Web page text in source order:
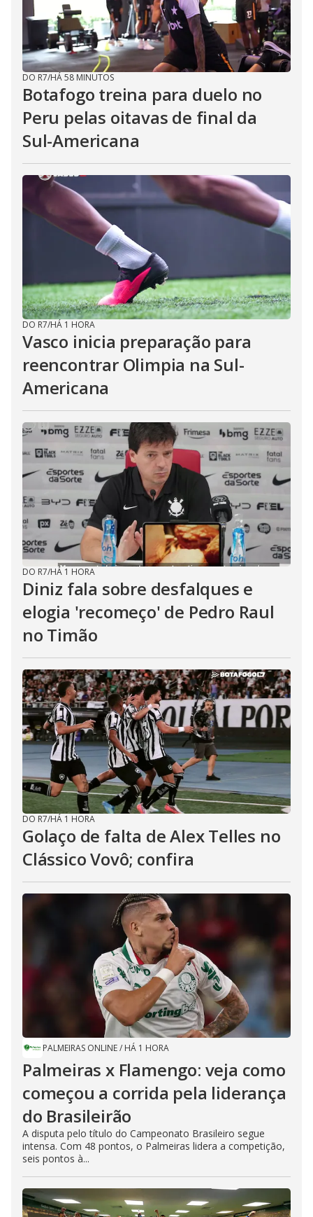
DO R7/HÁ 58 MINUTOS
Botafogo treina para duelo no
Peru pelas oitavas de final da
Sul-Americana
DO R7/HÁ 1 HORA
Vasco inicia preparação para
reencontrar Olimpia na Sul-
Americana
DO R7/HÁ 1 HORA
Diniz fala sobre desfalques e
elogia 'recomeço' de Pedro Raul
no Timão
DO R7/HÁ 1 HORA
Golaço de falta de Alex Telles no
Clássico Vovô; confira
PALMEIRAS ONLINE/ HÁ 1 HORA
Palmeiras x Flamengo: veja como
começou a corrida pela liderança
do Brasileirão
A disputa pelo título do Campeonato Brasileiro segue
intensa. Com 48 pontos, o Palmeiras lidera a competição,
seis pontos à...